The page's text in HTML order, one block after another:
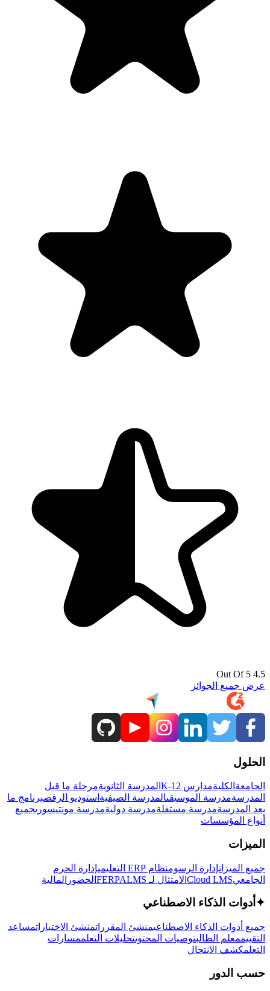
4.5 Out Of 5
عرض جميع الجوائز
الحلول
الجامعة الكليةمدارس K-12 المدرسة الثانويةمرحلة ما قبل
المدرسةمدرسة الموسيقىالمدرسة الصيفية استوديو الرقصبرنامج ما
بعد المدرسةمدرسة مستقلةمدرسة دوليةمدرسة مونتيسوريجميع
أنواع المؤسسات
الميزات
جميع الميزاتإدارة الرسومنظام ERP التعليمي
إدارة الحرم
الجامعيCloud LMS الامتثال لـ FERPA LMS الحضور المالية
✦ أدوات الذكاء الاصطناعي
جميع أدوات الذكاء الاصطناعيمنشئ المقرراتمنشئ الاختباراتمساعد
التقييممعلم الطالبتوصيات المحتوىتحليلات التعلممسارات
التعلمكشف الانتحال
حسب الدور